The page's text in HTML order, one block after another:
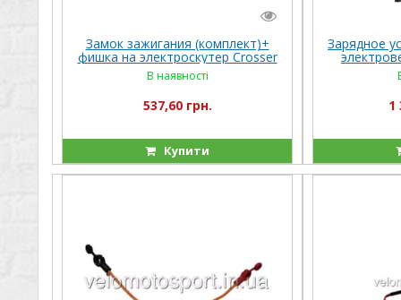
Замок зажигания (комплект)+
фишка на электроскутер Crosser
Кроссер CR9
В наявності
537,60 грн.
Купити
Зарядное
1